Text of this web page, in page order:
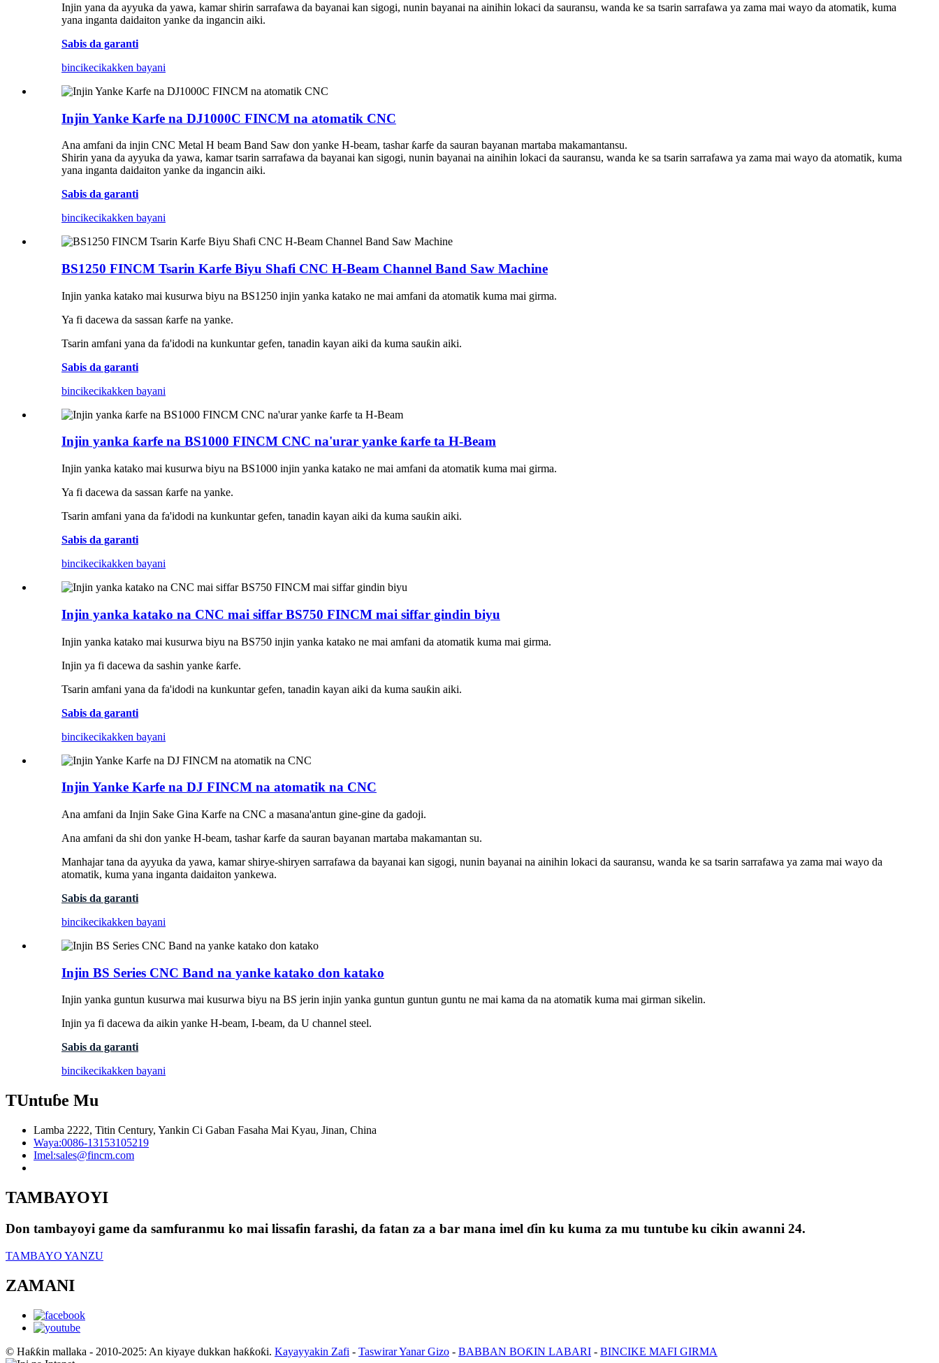
Injin yana da ayyuka da yawa, kamar shirin sarrafawa da bayanai kan sigogi, nunin bayanai na ainihin lokaci da sauransu, wanda ke sa tsarin sarrafawa ya zama mai wayo da atomatik, kuma
yana inganta daidaiton yanke da ingancin aiki.
Sabis da garanti
bincikecikakken bayani
Injin Yanke Karfe na DJ1000C FINCM na atomatik CNC
Ana amfani da injin CNC Metal H beam Band Saw don yanke H-beam, tashar ƙarfe da sauran bayanan martaba makamantansu.
Shirin yana da ayyuka da yawa, kamar tsarin sarrafawa da bayanai kan sigogi, nunin bayanai na ainihin lokaci da sauransu, wanda ke sa tsarin sarrafawa ya zama mai wayo da atomatik, kuma
yana inganta daidaiton yanke da ingancin aiki.
Sabis da garanti
bincikecikakken bayani
BS1250 FINCM Tsarin Karfe Biyu Shafi CNC H-Beam Channel Band Saw Machine
Injin yanka katako mai kusurwa biyu na BS1250 injin yanka katako ne mai amfani da atomatik kuma mai girma.
Ya fi dacewa da sassan ƙarfe na yanke.
Tsarin amfani yana da fa'idodi na kunkuntar gefen, tanadin kayan aiki da kuma sauƙin aiki.
Sabis da garanti
bincikecikakken bayani
Injin yanka ƙarfe na BS1000 FINCM CNC na'urar yanke ƙarfe ta H-Beam
Injin yanka katako mai kusurwa biyu na BS1000 injin yanka katako ne mai amfani da atomatik kuma mai girma.
Ya fi dacewa da sassan ƙarfe na yanke.
Tsarin amfani yana da fa'idodi na kunkuntar gefen, tanadin kayan aiki da kuma sauƙin aiki.
Sabis da garanti
bincikecikakken bayani
Injin yanka katako na CNC mai siffar BS750 FINCM mai siffar gindin biyu
Injin yanka katako mai kusurwa biyu na BS750 injin yanka katako ne mai amfani da atomatik kuma mai girma.
Injin ya fi dacewa da sashin yanke ƙarfe.
Tsarin amfani yana da fa'idodi na kunkuntar gefen, tanadin kayan aiki da kuma sauƙin aiki.
Sabis da garanti
bincikecikakken bayani
Injin Yanke Karfe na DJ FINCM na atomatik na CNC
Ana amfani da Injin Sake Gina Karfe na CNC a masana'antun gine-gine da gadoji.
Ana amfani da shi don yanke H-beam, tashar ƙarfe da sauran bayanan martaba makamantan su.
Manhajar tana da ayyuka da yawa, kamar shirye-shiryen sarrafawa da bayanai kan sigogi, nunin bayanai na ainihin lokaci da sauransu, wanda ke sa tsarin sarrafawa ya zama mai wayo da
atomatik, kuma yana inganta daidaiton yankewa.
Sabis da garanti
bincikecikakken bayani
Injin BS Series CNC Band na yanke katako don katako
Injin yanka guntun kusurwa mai kusurwa biyu na BS jerin injin yanka guntun guntun guntu ne mai kama da na atomatik kuma mai girman sikelin.
Injin ya fi dacewa da aikin yanke H-beam, I-beam, da U channel steel.
Sabis da garanti
bincikecikakken bayani
TUntuɓe Mu
Lamba 2222, Titin Century, Yankin Ci Gaban Fasaha Mai Kyau, Jinan, China
Waya:0086-13153105219
Imel:sales@fincm.com
TAMBAYOYI
Don tambayoyi game da samfuranmu ko mai lissafin farashi, da fatan za a bar mana imel ɗin ku kuma za mu tuntube ku cikin awanni 24.
TAMBAYO YANZU
ZAMANI
© Haƙƙin mallaka - 2010-2025: An kiyaye dukkan haƙƙoƙi. Kayayyakin Zafi - Taswirar Yanar Gizo - BABBAN BOƘIN LABARI - BINCIKE MAFI GIRMA